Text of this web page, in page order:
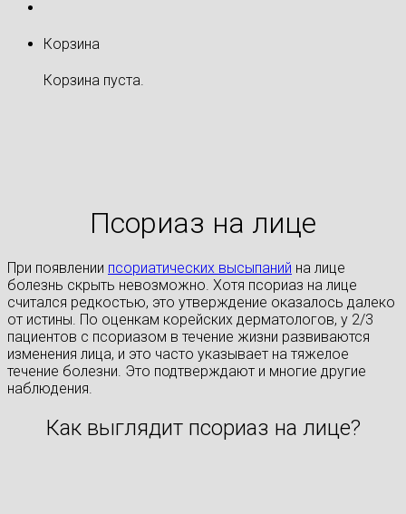
Корзина
Корзина пуста.
Псориаз на лице
При появлении псориатических высыпаний на лице
болезнь скрыть невозможно. Хотя псориаз на лице
считался редкостью, это утверждение оказалось далеко
от истины. По оценкам корейских дерматологов, у 2/3
пациентов с псориазом в течение жизни развиваются
изменения лица, и это часто указывает на тяжелое
течение болезни. Это подтверждают и многие другие
наблюдения.
Как выглядит псориаз на лице?